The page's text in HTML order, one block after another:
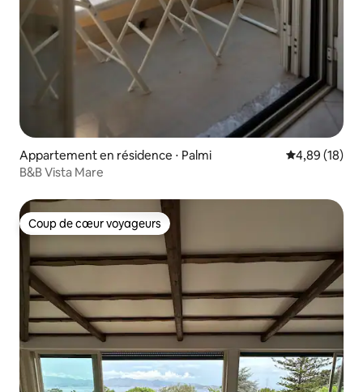
Appartement en résidence ⋅ Palmi Évaluation
4,89 (18)
B&B Vista Mare
Coup de cœur voyageurs
Coup de cœur voyageurs